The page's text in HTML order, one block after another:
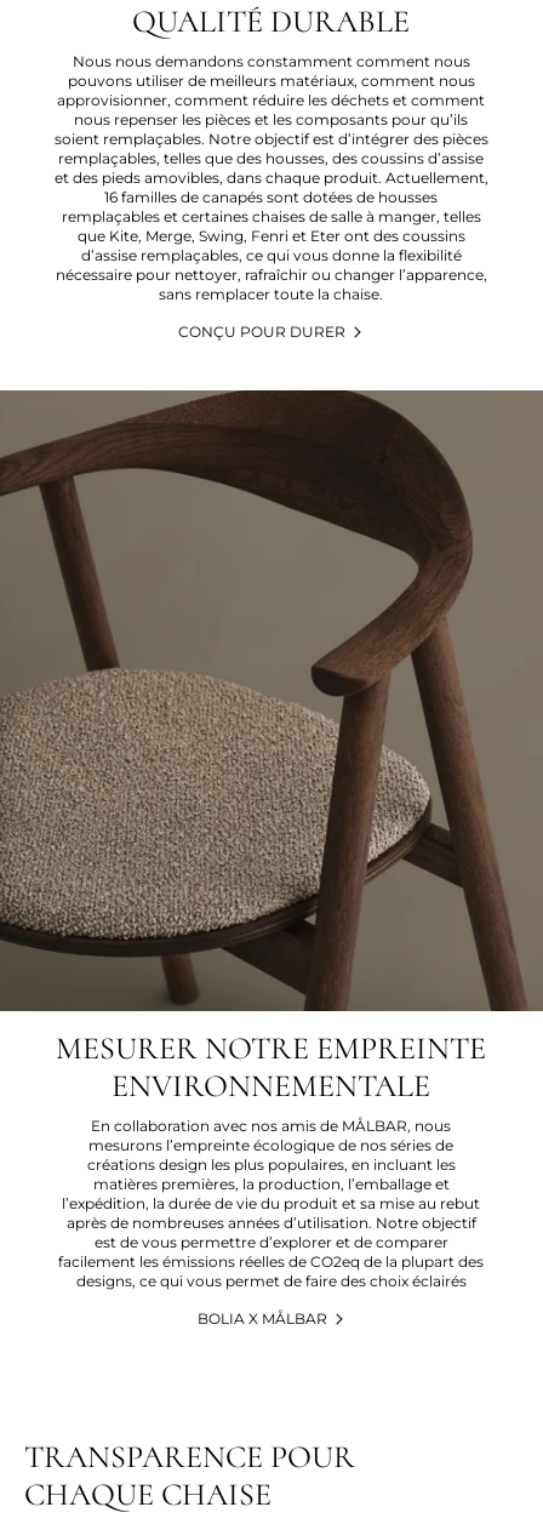
QUALITÉ DURABLE
Nous nous demandons constamment comment nous
pouvons utiliser de meilleurs matériaux, comment nous
approvisionner, comment réduire les déchets et comment
nous repenser les pièces et les composants pour qu’ils
soient remplaçables. Notre objectif est d’intégrer des pièces
remplaçables, telles que des housses, des coussins d’assise
et des pieds amovibles, dans chaque produit. Actuellement,
16 familles de canapés sont dotées de housses
remplaçables et certaines chaises de salle à manger, telles
que Kite, Merge, Swing, Fenri et Eter ont des coussins
d’assise remplaçables, ce qui vous donne la flexibilité
nécessaire pour nettoyer, rafraîchir ou changer l’apparence,
sans remplacer toute la chaise.
CONÇU POUR DURER
MESURER NOTRE EMPREINTE
ENVIRONNEMENTALE
En collaboration avec nos amis de MÅLBAR, nous
mesurons l’empreinte écologique de nos séries de
créations design les plus populaires, en incluant les
matières premières, la production, l’emballage et
l’expédition, la durée de vie du produit et sa mise au rebut
après de nombreuses années d’utilisation. Notre objectif
est de vous permettre d’explorer et de comparer
facilement les émissions réelles de CO2eq de la plupart des
designs, ce qui vous permet de faire des choix éclairés
BOLIA X MÅLBAR
TRANSPARENCE POUR
CHAQUE CHAISE